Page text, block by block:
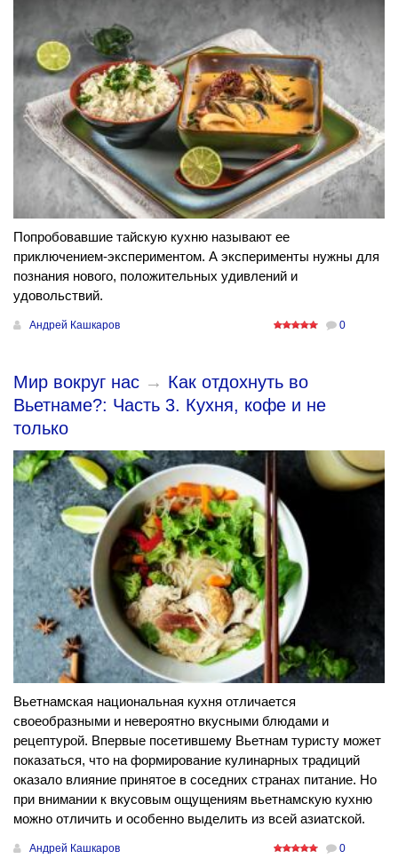
Попробовавшие тайскую кухню называют ее
приключением-экспериментом. А эксперименты нужны для
познания нового, положительных удивлений и
удовольствий.
Андрей Кашкаров 0
Мир вокруг нас → Как отдохнуть во
Вьетнаме?: Часть 3. Кухня, кофе и не
только
Вьетнамская национальная кухня отличается
своеобразными и невероятно вкусными блюдами и
рецептурой. Впервые посетившему Вьетнам туристу может
показаться, что на формирование кулинарных традиций
оказало влияние принятое в соседних странах питание. Но
при внимании к вкусовым ощущениям вьетнамскую кухню
можно отличить и особенно выделить из всей азиатской.
Андрей Кашкаров 0